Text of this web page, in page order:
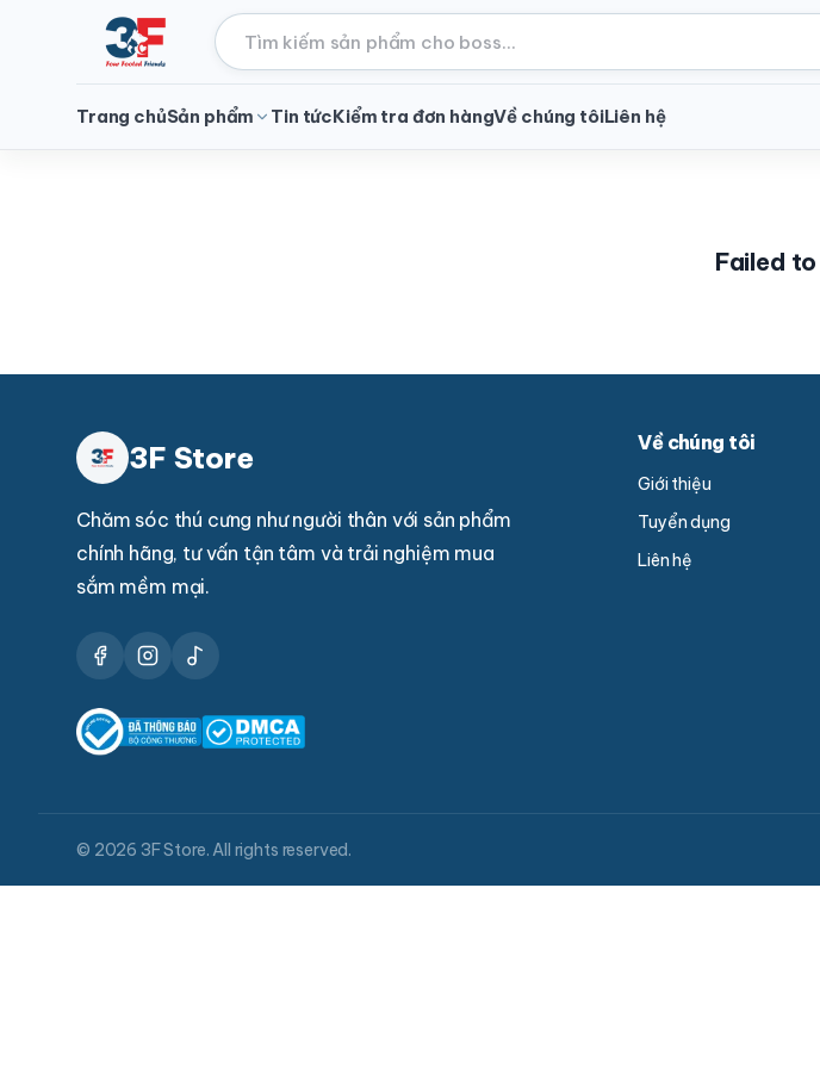
Trang chủSản phẩm Tin tứcKiểm tra đơn hàngVề chúng tôiLiên hệ
Failed
3F Store
Chăm sóc thú cưng như người thân với sản phẩm
chính hãng, tư vấn tận tâm và trải nghiệm mua
sắm mềm mại.
Về chúng tôi
Giới thiệu
Tuyển dụng
Liên hệ
© 2026 3F Store. All rights reserved.